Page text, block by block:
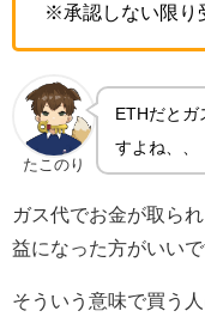
※承認しない限り
たこのり
ETHだとガ
すよね、、
ガス代でお金が取ら
益になった方がいいで
そういう意味で買う